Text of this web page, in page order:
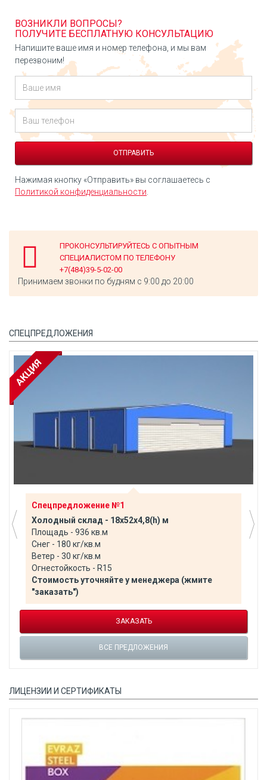
ВОЗНИКЛИ ВОПРОСЫ?
ПОЛУЧИТЕ БЕСПЛАТНУЮ КОНСУЛЬТАЦИЮ
Напишите ваше имя и номер телефона, и мы вам
перезвоним!
Нажимая кнопку «Отправить» вы соглашаетесь с
Политикой конфиденциальности
ПРОКОНСУЛЬТИРУЙТЕСЬ С ОПЫТНЫМ
СПЕЦИАЛИСТОМ ПО ТЕЛЕФОНУ
+7(484)39-5-02-00
Принимаем звонки по будням с 9:00 до 20:00
СПЕЦПРЕДЛОЖЕНИЯ
Спецпредложение №1
Холодный склад - 18х52х4,8(h) м
Площадь - 936 кв.м
Снег - 180 кг/кв.м
Ветер - 30 кг/кв.м
Огнестойкость - R15
Стоимость уточняйте у менеджера (жмите
"заказать")
ЗАКАЗАТЬ
ВСЕ ПРЕДЛОЖЕНИЯ
ЛИЦЕНЗИИ И СЕРТИФИКАТЫ